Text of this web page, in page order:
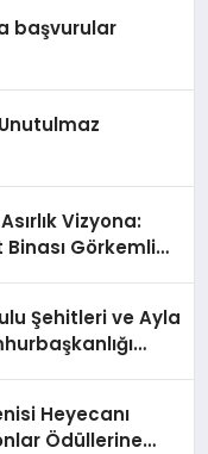
başvurular
Vizyona:
Binası Görkemli
Şehitleri ve Ayla
Heyecanı
Ödüllerine